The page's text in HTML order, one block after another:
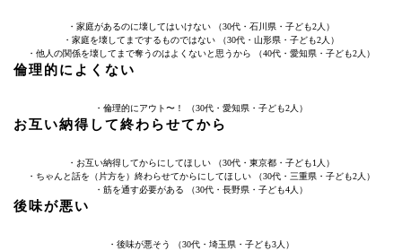
・家庭があるのに壊してはいけない （30代・石川県・子ども2人）
・家庭を壊してまでするものではない （30代・山形県・子ども2人）
・他人の関係を壊してまで奪うのはよくないと思うから （40代・愛知県・子ども2人）
倫理的によくない
・倫理的にアウト〜！ （30代・愛知県・子ども2人）
お互い納得して終わらせてから
・お互い納得してからにしてほしい （30代・東京都・子ども1人）
・ちゃんと話を（片方を）終わらせてからにしてほしい （30代・三重県・子ども2人）
・筋を通す必要がある （30代・長野県・子ども4人）
後味が悪い
・後味が悪そう （30代・埼玉県・子ども3人）